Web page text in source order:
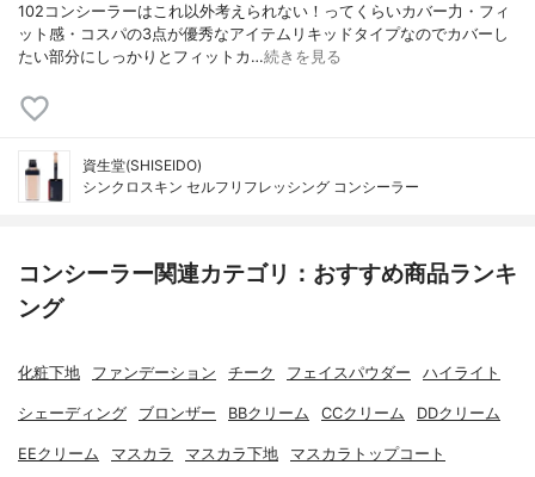
102コンシーラーはこれ以外考えられない！ってくらいカバー力・フィ
ット感・コスパの3点が優秀なアイテムリキッドタイプなのでカバーし
たい部分にしっかりとフィットカ…続きを見る
資生堂(SHISEIDO)
シンクロスキン セルフリフレッシング コンシーラー
コンシーラー関連カテゴリ：おすすめ商品ランキ
ング
化粧下地 ファンデーション チーク フェイスパウダー ハイライト
シェーディング ブロンザー BBクリーム CCクリーム DDクリーム
EEクリーム マスカラ マスカラ下地 マスカラトップコート